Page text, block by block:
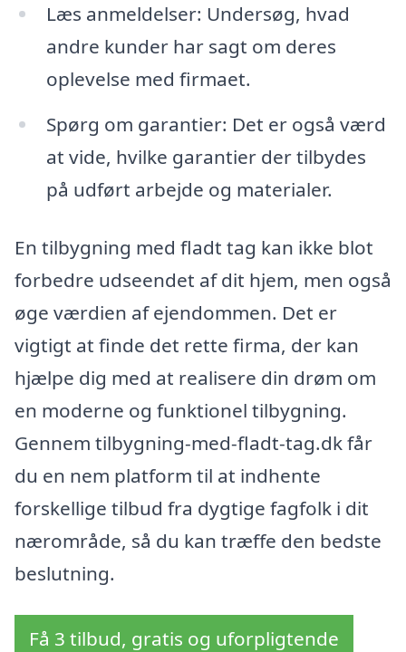
Læs anmeldelser: Undersøg, hvad
andre kunder har sagt om deres
oplevelse med firmaet.
Spørg om garantier: Det er også værd
at vide, hvilke garantier der tilbydes
på udført arbejde og materialer.
En tilbygning med fladt tag kan ikke blot
forbedre udseendet af dit hjem, men også
øge værdien af ejendommen. Det er
vigtigt at finde det rette firma, der kan
hjælpe dig med at realisere din drøm om
en moderne og funktionel tilbygning.
Gennem tilbygning-med-fladt-tag.dk får
du en nem platform til at indhente
forskellige tilbud fra dygtige fagfolk i dit
nærområde, så du kan træffe den bedste
beslutning.
Få 3 tilbud, gratis og uforpligtende